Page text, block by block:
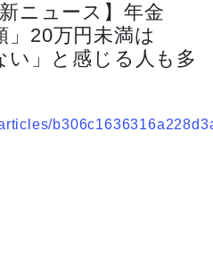
ニュース】年金
」20万円未満は
い」と感じる人も多